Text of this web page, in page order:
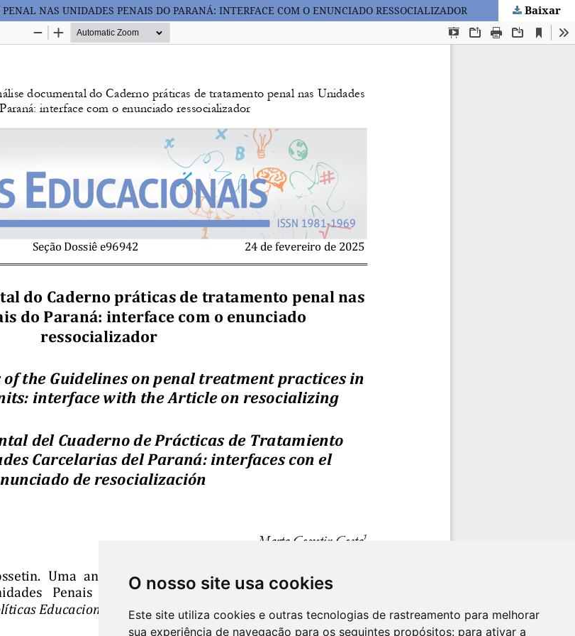
O nosso site usa cookies
Este site utiliza cookies e outras tecnologias de rastreamento para melhorar
sua experiência de navegação para os seguintes propósitos: para ativar a
NAS UNIDADES PENAIS DO PARANÁ: INTERFACE COM O ENUNCIADO RESSOCIALIZADOR Baixar